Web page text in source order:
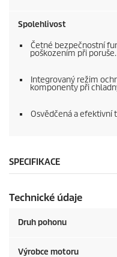
Spolehlivost
Četné bezpečnostní
poškozením při poruše.
Integrovaný režim
komponenty při
Osvědčená a efektivní
SPECIFIKACE
Technické údaje
Druh pohonu
Výrobce motoru